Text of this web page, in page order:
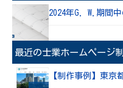
2024年G. W.期間
最近の士業ホームページ
【制作事例】東京